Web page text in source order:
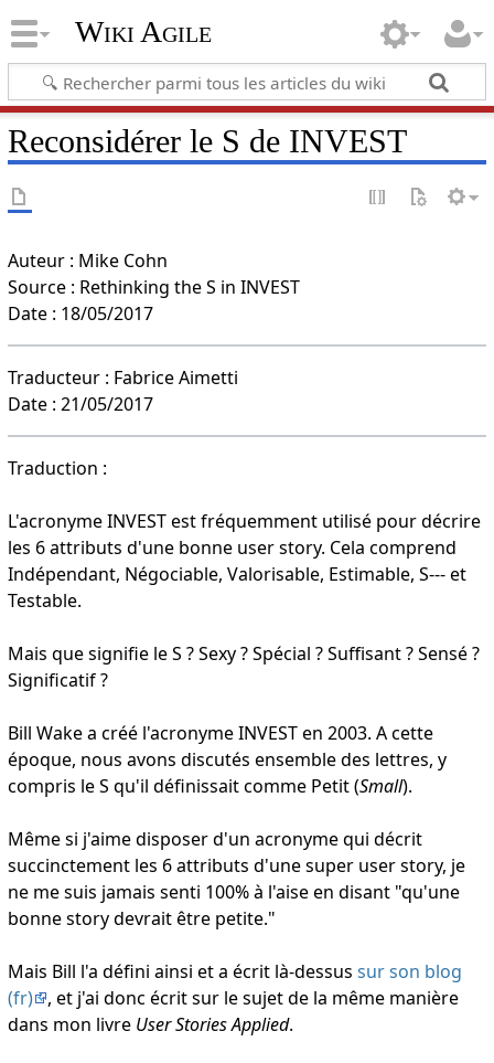
Wiki Agile
Reconsidérer le S de INVEST
Auteur : Mike Cohn
Source : Rethinking the S in INVEST
Date : 18/05/2017
Traducteur : Fabrice Aimetti
Date : 21/05/2017
Traduction :
L'acronyme INVEST est fréquemment utilisé pour décrire
les 6 attributs d'une bonne user story. Cela comprend
Indépendant, Négociable, Valorisable, Estimable, S--- et
Testable.
Mais que signifie le S ? Sexy ? Spécial ? Suffisant ? Sensé ?
Significatif ?
Bill Wake a créé l'acronyme INVEST en 2003. A cette
époque, nous avons discutés ensemble des lettres, y
compris le S qu'il définissait comme Petit (Small).
Même si j'aime disposer d'un acronyme qui décrit
succinctement les 6 attributs d'une super user story, je
ne me suis jamais senti 100% à l'aise en disant "qu'une
bonne story devrait être petite."
Mais Bill l'a défini ainsi et a écrit là-dessus sur son blog
(fr)
, et j'ai donc écrit sur le sujet de la même manière
dans mon livre User Stories Applied.